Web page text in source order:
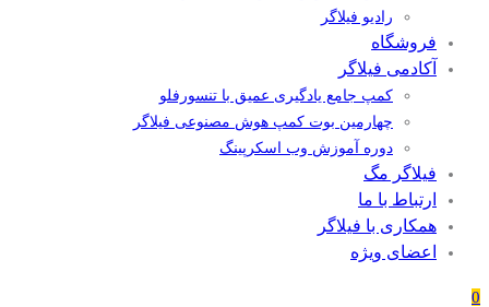
رادیو فیلاگر
فروشگاه
آکادمی فیلاگر
کمپ جامع یادگیری عمیق با تنسورفلو
چهارمین بوت کمپ هوش مصنوعی فیلاگر
دوره آموزش وب اسکرپینگ
فیلاگر مگ
ارتباط با ما
همکاری با فیلاگر
اعضای ویژه
0